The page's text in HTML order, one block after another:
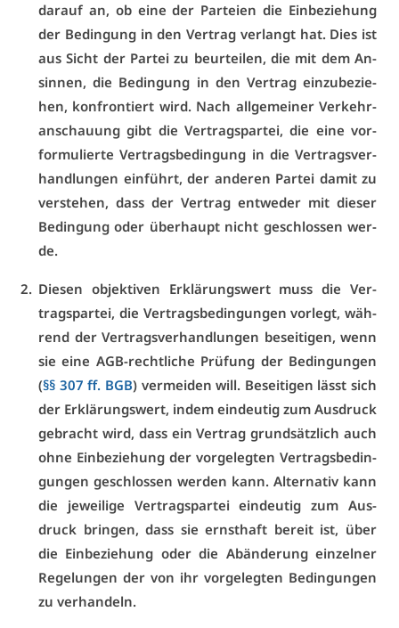
dar­auf an, ob ei­ne der Par­tei­en die Ein­be­zie­hung
der Be­din­gung in den Ver­trag ver­langt hat. Dies ist
aus Sicht der Par­tei zu be­ur­tei­len, die mit dem An­
sin­nen, die Be­din­gung in den Ver­trag ein­zu­be­zie­
hen, kon­fron­tiert wird. Nach all­ge­mei­ner Ver­kehr­
an­schau­ung gibt die Ver­trags­par­tei, die ei­ne vor­
for­mu­lier­te Ver­trags­be­din­gung in die Ver­trags­ver­
hand­lun­gen ein­führt, der an­de­ren Par­tei da­mit zu
ver­ste­hen, dass der Ver­trag ent­we­der mit die­ser
Be­din­gung oder über­haupt nicht ge­schlos­sen wer­
de.
Die­sen ob­jek­ti­ven Er­klä­rungs­wert muss die Ver­
trags­par­tei, die Ver­trags­be­din­gun­gen vor­legt, wäh­
rend der Ver­trags­ver­hand­lun­gen be­sei­ti­gen, wenn
sie ei­ne AGB-recht­li­che Prü­fung der Be­din­gun­gen
(§§ 307 ff. BGB) ver­mei­den will. Be­sei­ti­gen lässt sich
der Er­klä­rungs­wert, in­dem ein­deu­tig zum Aus­druck
ge­bracht wird, dass ein Ver­trag grund­sätz­lich auch
oh­ne Ein­be­zie­hung der vor­ge­leg­ten Ver­trags­be­din­
gun­gen ge­schlos­sen wer­den kann. Al­ter­na­tiv kann
die je­wei­li­ge Ver­trags­par­tei ein­deu­tig zum Aus­
druck brin­gen, dass sie ernst­haft be­reit ist, über
die Ein­be­zie­hung oder die Ab­än­de­rung ein­zel­ner
Re­ge­lun­gen der von ihr vor­ge­leg­ten Be­din­gun­gen
zu ver­han­deln.